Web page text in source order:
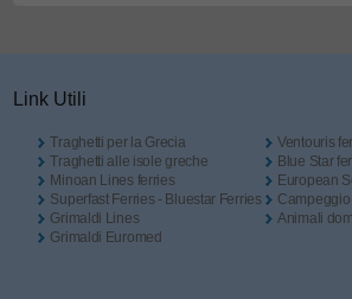
Link Utili
Traghetti per la Grecia
Traghetti alle isole greche
Minoan Lines ferries
Superfast Ferries - Bluestar Ferries
Grimaldi Lines
Grimaldi Euromed
Ventouris
Blue Star
European
Animali